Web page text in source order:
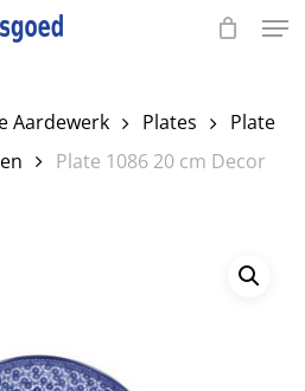
Aardewerk Plates
Plate
Plate 1086 20 cm Decor
Menu